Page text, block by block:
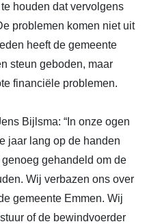
houden dat vervolgens
problemen komen niet uit
heeft de gemeente
steun geboden, maar
financiële problemen.
Bijlsma: “In onze ogen
jaar lang op de handen
gehandeld om de
Wij verbazen ons over
gemeente Emmen. Wij
of de bewindvoerder